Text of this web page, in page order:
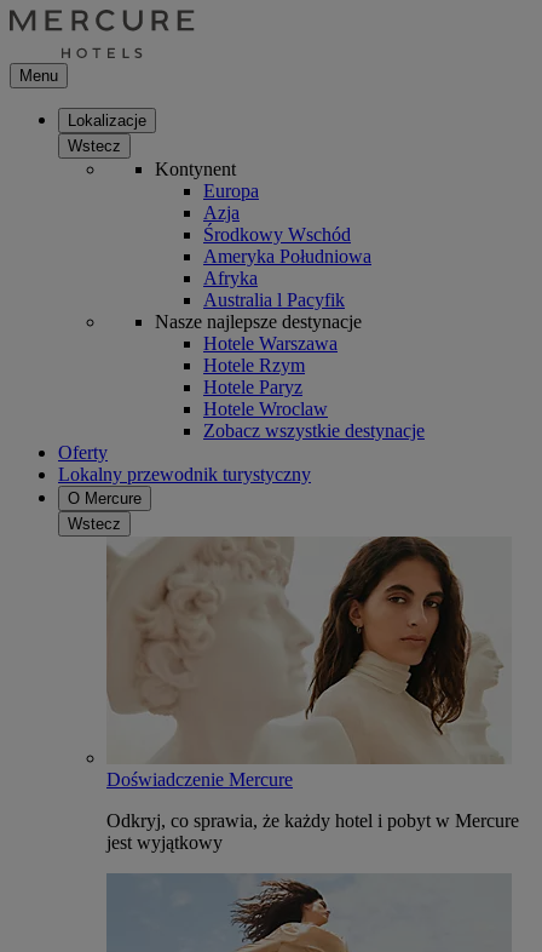
Menu
Lokalizacje
Wstecz
Kontynent
Europa
Azja
Środkowy Wschód
Ameryka Południowa
Afryka
Australia l Pacyfik
Nasze najlepsze destynacje
Hotele Warszawa
Hotele Rzym
Hotele Paryz
Hotele Wroclaw
Zobacz wszystkie destynacje
Oferty
Lokalny przewodnik turystyczny
O Mercure
Wstecz
Doświadczenie Mercure
Odkryj, co sprawia, że każdy hotel i pobyt w Mercure
jest wyjątkowy